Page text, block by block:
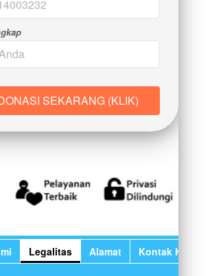
SEKARANG (KLIK)
Legalitas Alamat Kontak Kami